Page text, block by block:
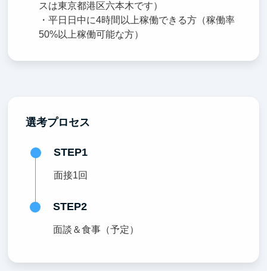
スは東京都港区六本木です）
・平日日中に4時間以上稼働できる方（稼働率
50%以上稼働可能な方）
選考プロセス
STEP1
面接1回
STEP2
面談＆食事（予定）